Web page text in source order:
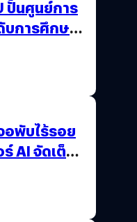
ปั้นศูนย์การ
บการศึกษา
อพับไร้รอย
AI จัดเต็ม